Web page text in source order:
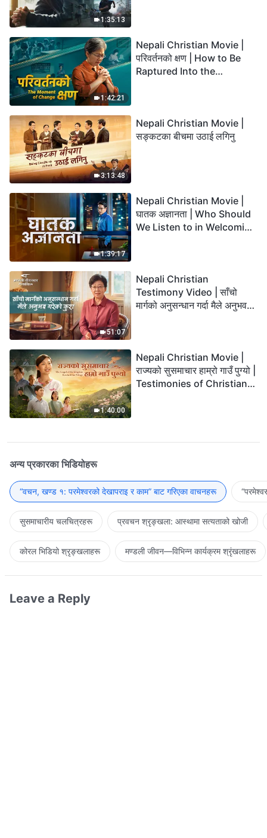
1:35:13
1:42:21
Nepali Christian Movie |
परिवर्तनको क्षण | How to Be
Raptured Into the
3:13:48
Nepali Christian Movie |
सङ्कटका बीचमा उठाई लगिनु
1:39:17
Nepali Christian Movie |
घातक अज्ञानता | Who Should
We Listen to in Welcoming
51:07
Nepali Christian
Testimony Video | साँचो
मार्गको अनुसन्धान गर्दा मैले अनुभव
1:40:00
Nepali Christian Movie |
राज्यको सुसमाचार हाम्रो गाउँ पुग्यो |
Testimonies of Christians
अन्य प्रकारका भिडियोहरू
“वचन, खण्ड १: परमेश्‍वरको देखापराइ र काम” बाट गरिएका वाचनहरू
सुसमाचारीय चलचित्रहरू प्रवचन श्रृङ्खला: आस्थामा सत्यताको खोजी
कोरल भिडियो श्रृङ्खलाहरू मण्डली जीवन—विभिन्‍न कार्यक्रम श्रृंखलाहरू
Leave a Reply